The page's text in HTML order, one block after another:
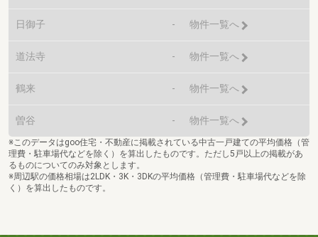
日御子 - 物件一覧へ
道法寺 - 物件一覧へ
鶴来 - 物件一覧へ
曽谷 - 物件一覧へ
※このデータはgoo住宅・不動産に掲載されている中古一戸建ての平均価格（管
理費・駐車場代などを除く）を算出したものです。ただし5戸以上の掲載があ
るものについてのみ対象とします。
※周辺駅の価格相場は2LDK・3K・3DKの平均価格（管理費・駐車場代などを除
く）を算出したものです。